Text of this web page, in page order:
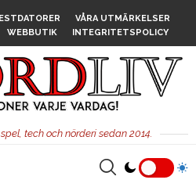
VÅRA UTMÄRKELSER
WEBBUTIK INTEGRITETSPOLICY
tech och nörderi sedan 2014.